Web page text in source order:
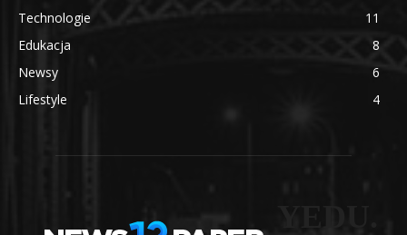
Technologie
11
Edukacja
8
Newsy
6
Lifestyle
4